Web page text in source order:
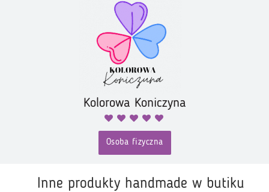
Kolorowa Koniczyna
Osoba fizyczna
Inne produkty handmade w butiku